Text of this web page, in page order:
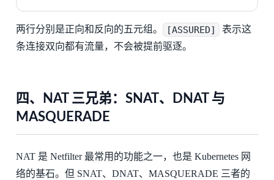
两行分别是正向和反向的五元组。 [ASSURED]
表示这
条连接双向都有流量，不会被提前驱逐。
四、NAT 三兄弟：SNAT、DNAT 与
MASQUERADE
NAT 是 Netfilter 最常用的功能之一，也是 Kubernetes 网
络的基石。但 SNAT、DNAT、MASQUERADE 三者的